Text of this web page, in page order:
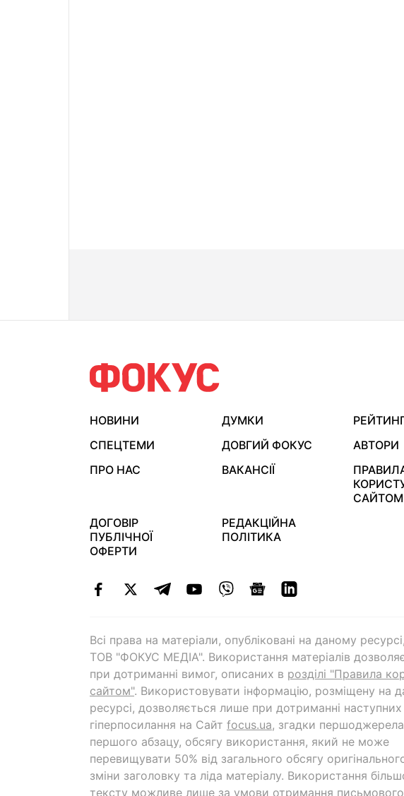
НОВИНИ ДУМКИ
СПЕЦТЕМИ
ДОВГИЙ ФОКУС
АВТОРИ
ПРО НАС
ВАКАНСІЇ
САЙТОМ
ДОГОВІР
ПУБЛІЧНОЇ
ОФЕРТИ
РЕДАКЦІЙНА
ПОЛІТИКА
Всі права на матеріали, опубліковані на даному
ТОВ "ФОКУС МЕДІА". Використання матеріалів
при дотриманні вимог, описаних в розділі "Правила
сайтом". Використовувати інформацію, розміщену на
ресурсі, дозволяється лише при дотриманні
гіперпосилання на Cайт focus.ua, згадки
першого абзацу, обсягу використання, який не може
перевищувати 50% від загального обсягу
зміни заголовку та ліда матеріалу. Використання
тексту можливе лише за умови отримання